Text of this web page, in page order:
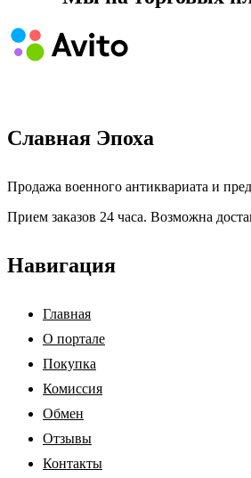
Славная Эпоха
Продажа военного антиквариата и
Прием заказов 24 часа. Возможна
Навигация
Главная
О портале
Покупка
Комиссия
Обмен
Отзывы
Контакты